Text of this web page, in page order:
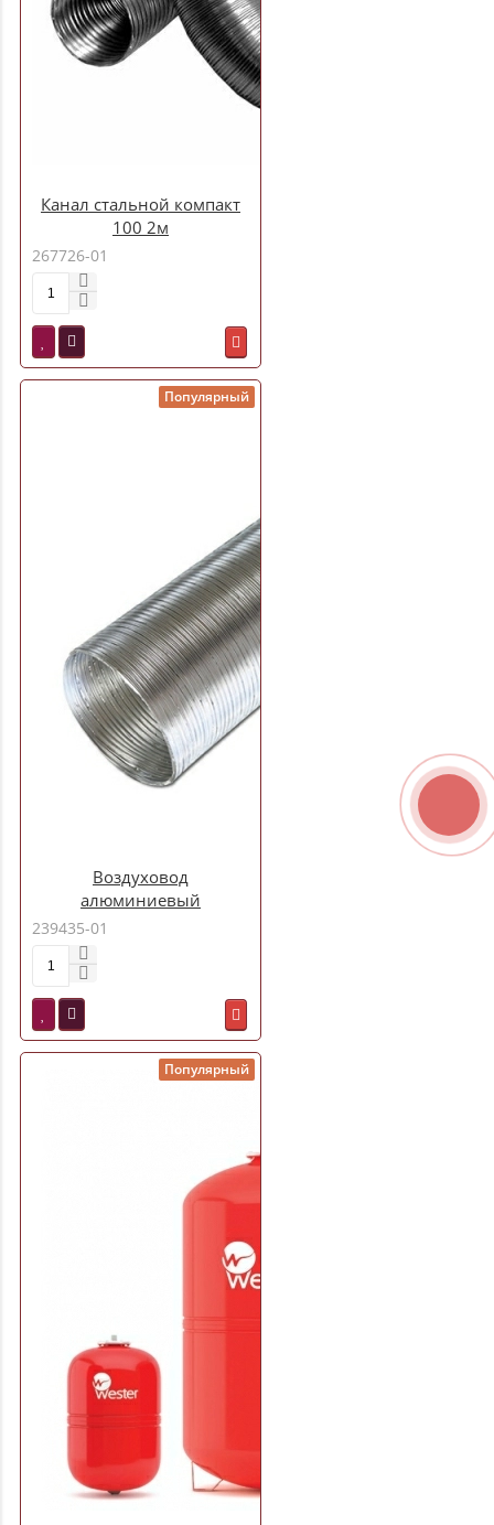
Канал стальной компакт
100 2м
267726-01
Популярный
Воздуховод
алюминиевый
гофрированный 3 м d090
239435-01
Популярный